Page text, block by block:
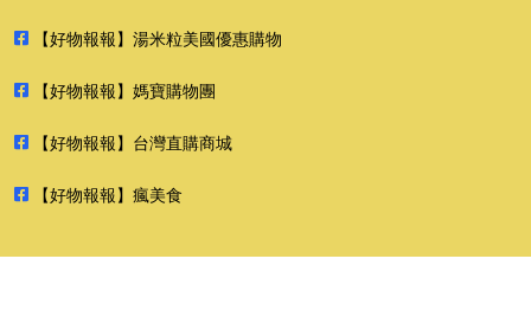
【好物報報】湯米粒美國優惠購物
【好物報報】媽寶購物團
【好物報報】台灣直購商城
【好物報報】瘋美食